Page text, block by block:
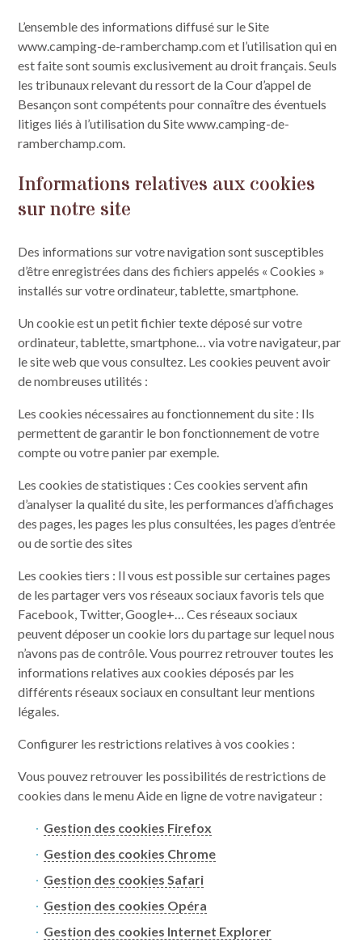
L’ensemble des informations diffusé sur le Site
www.camping-de-ramberchamp.com et l’utilisation qui en
est faite sont soumis exclusivement au droit français. Seuls
les tribunaux relevant du ressort de la Cour d’appel de
Besançon sont compétents pour connaître des éventuels
litiges liés à l’utilisation du Site www.camping-de-
ramberchamp.com.
Informations relatives aux cookies
sur notre site
Des informations sur votre navigation sont susceptibles
d’être enregistrées dans des fichiers appelés « Cookies »
installés sur votre ordinateur, tablette, smartphone.
Un cookie est un petit fichier texte déposé sur votre
ordinateur, tablette, smartphone… via votre navigateur, par
le site web que vous consultez. Les cookies peuvent avoir
de nombreuses utilités :
Les cookies nécessaires au fonctionnement du site : Ils
permettent de garantir le bon fonctionnement de votre
compte ou votre panier par exemple.
Les cookies de statistiques : Ces cookies servent afin
d’analyser la qualité du site, les performances d’affichages
des pages, les pages les plus consultées, les pages d’entrée
ou de sortie des sites
Les cookies tiers : Il vous est possible sur certaines pages
de les partager vers vos réseaux sociaux favoris tels que
Facebook, Twitter, Google+… Ces réseaux sociaux
peuvent déposer un cookie lors du partage sur lequel nous
n’avons pas de contrôle. Vous pourrez retrouver toutes les
informations relatives aux cookies déposés par les
différents réseaux sociaux en consultant leur mentions
légales.
Configurer les restrictions relatives à vos cookies :
Vous pouvez retrouver les possibilités de restrictions de
cookies dans le menu Aide en ligne de votre navigateur :
Gestion des cookies Firefox
Gestion des cookies Chrome
Gestion des cookies Safari
Gestion des cookies Opéra
Gestion des cookies Internet Explorer